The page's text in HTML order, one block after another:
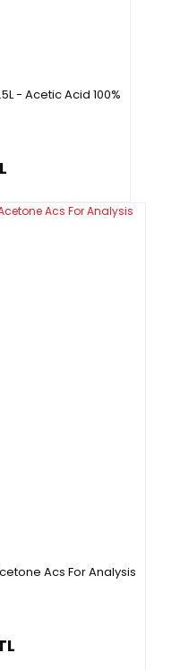
- Acetic Acid 100%
Acs For Analysis